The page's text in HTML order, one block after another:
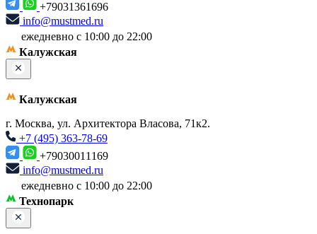
+79031361696
info@mustmed.ru
ежедневно с 10:00 до 22:00
Калужская
Калужская
г. Москва, ул. Архитектора Власова, 71к2.
+7 (495) 363-78-69
+79030011169
info@mustmed.ru
ежедневно с 10:00 до 22:00
Технопарк